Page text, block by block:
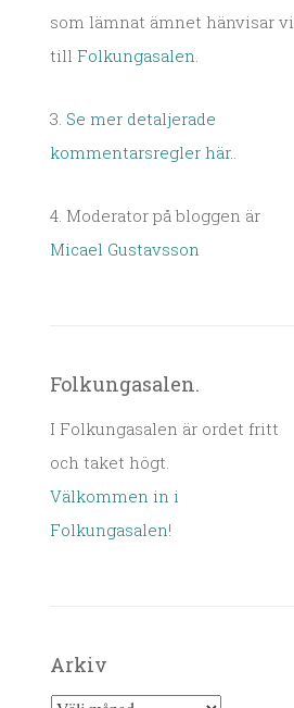
som lämnat ämnet hänvisar vi
till Folkungasalen.
3. Se mer detaljerade
kommentarsregler här..
4. Moderator på bloggen är
Micael Gustavsson
Folkungasalen.
I Folkungasalen är ordet fritt
och taket högt.
Välkommen in i
Folkungasalen!
Arkiv